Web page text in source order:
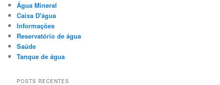
Água Mineral
Caixa D'água
Informações
Reservatório de água
Saúde
Tanque de água
POSTS RECENTES